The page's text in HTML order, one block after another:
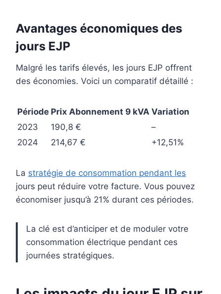
Avantages économiques des
jours EJP
Malgré les tarifs élevés, les jours EJP offrent
des économies. Voici un comparatif détaillé :
Période Prix Abonnement 9 kVA Variation
2023
190,8 €
–
2024
214,67 € +12,51%
La stratégie de consommation pendant les
jours peut réduire votre facture. Vous pouvez
économiser jusqu’à 21% durant ces périodes.
La clé est d’anticiper et de moduler votre
consommation électrique pendant ces
journées stratégiques.